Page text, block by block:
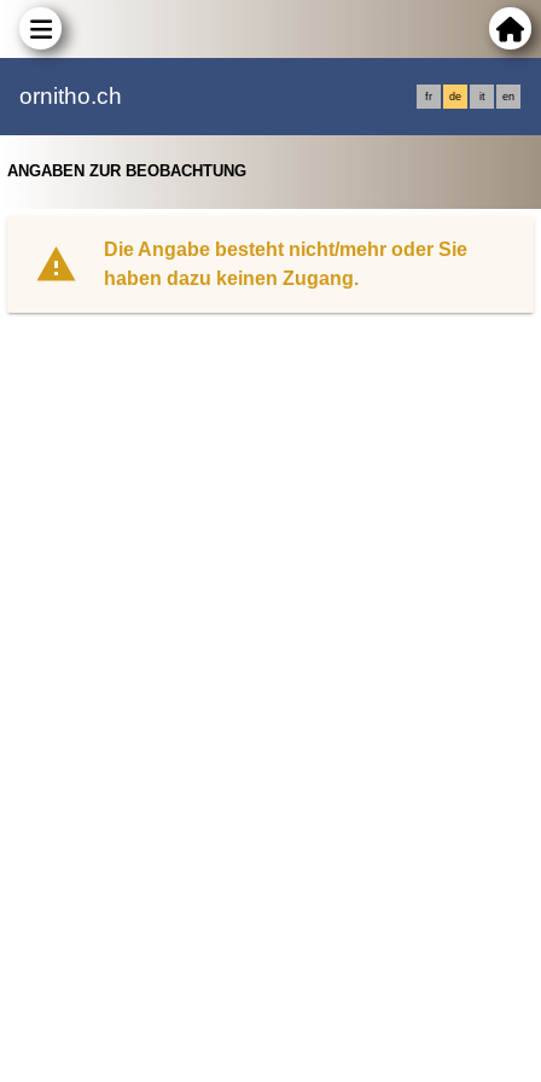
ornitho.ch fr de it en
ANGABEN ZUR BEOBACHTUNG
Die Angabe besteht nicht/mehr oder Sie
haben dazu keinen Zugang.